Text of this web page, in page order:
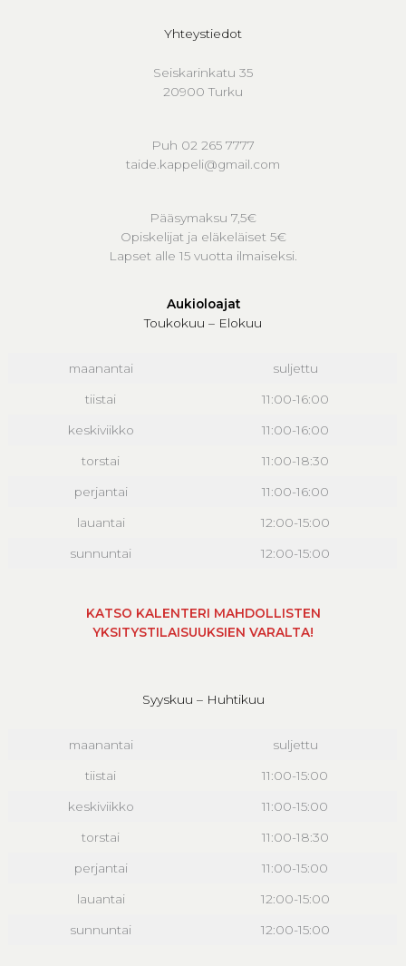
Yhteystiedot
Seiskarinkatu 35
20900 Turku
Puh 02 265 7777
taide.kappeli@gmail.com
Pääsymaksu 7,5€
Opiskelijat ja eläkeläiset 5€
Lapset alle 15 vuotta ilmaiseksi.
Aukioloajat
Toukokuu – Elokuu
maanantai suljettu
tiistai 11:00-16:00
keskiviikko 11:00-16:00
torstai 11:00-18:30
perjantai 11:00-16:00
lauantai 12:00-15:00
sunnuntai 12:00-15:00
KATSO KALENTERI MAHDOLLISTEN
YKSITYSTILAISUUKSIEN VARALTA!
Syyskuu – Huhtikuu
maanantai suljettu
tiistai 11:00-15:00
keskiviikko 11:00-15:00
torstai 11:00-18:30
perjantai 11:00-15:00
lauantai 12:00-15:00
sunnuntai 12:00-15:00